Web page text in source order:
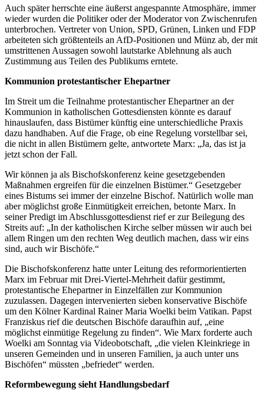
Auch später herrschte eine äußerst angespannte Atmosphäre, immer
wieder wurden die Politiker oder der Moderator von Zwischenrufen
unterbrochen. Vertreter von Union, SPD, Grünen, Linken und FDP
arbeiteten sich größtenteils an AfD-Positionen und Münz ab, der mit
umstrittenen Aussagen sowohl lautstarke Ablehnung als auch
Zustimmung aus Teilen des Publikums erntete.
Kommunion protestantischer Ehepartner
Im Streit um die Teilnahme protestantischer Ehepartner an der
Kommunion in katholischen Gottesdiensten könnte es darauf
hinauslaufen, dass Bistümer künftig eine unterschiedliche Praxis
dazu handhaben. Auf die Frage, ob eine Regelung vorstellbar sei,
die nicht in allen Bistümern gelte, antwortete Marx: „Ja, das ist ja
jetzt schon der Fall.
Wir können ja als Bischofskonferenz keine gesetzgebenden
Maßnahmen ergreifen für die einzelnen Bistümer.“ Gesetzgeber
eines Bistums sei immer der einzelne Bischof. Natürlich wolle man
aber möglichst große Einmütigkeit erreichen, betonte Marx. In
seiner Predigt im Abschlussgottesdienst rief er zur Beilegung des
Streits auf: „In der katholischen Kirche selber müssen wir auch bei
allem Ringen um den rechten Weg deutlich machen, dass wir eins
sind, auch wir Bischöfe.“
Die Bischofskonferenz hatte unter Leitung des reformorientierten
Marx im Februar mit Drei-Viertel-Mehrheit dafür gestimmt,
protestantische Ehepartner in Einzelfällen zur Kommunion
zuzulassen. Dagegen intervenierten sieben konservative Bischöfe
um den Kölner Kardinal Rainer Maria Woelki beim Vatikan. Papst
Franziskus rief die deutschen Bischöfe daraufhin auf, „eine
möglichst einmütige Regelung zu finden“. Wie Marx forderte auch
Woelki am Sonntag via Videobotschaft, „die vielen Kleinkriege in
unseren Gemeinden und in unseren Familien, ja auch unter uns
Bischöfen“ müssten „befriedet“ werden.
Reformbewegung sieht Handlungsbedarf